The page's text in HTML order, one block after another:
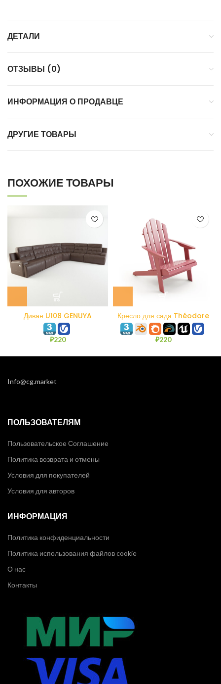
ДЕТАЛИ
ОТЗЫВЫ (0)
ИНФОРМАЦИЯ О ПРОДАВЦЕ
ДРУГИЕ ТОВАРЫ
ПОХОЖИЕ ТОВАРЫ
Диван U108 GENUYA
₽220
Кресло для сада Théodore
La Redoute
₽220
Info@cg.market
ПОЛЬЗОВАТЕЛЯМ
Пользовательское Соглашение
Политика возврата и отмены
Условия для покупателей
Условия для авторов
ИНФОРМАЦИЯ
Политика конфиденциальности
Политика использования файлов cookie
О нас
Контакты